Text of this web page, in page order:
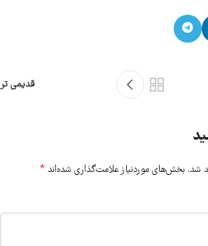
قدیمی تر
شد. بخش‌های موردنیاز علامت‌گذاری شده‌اند *